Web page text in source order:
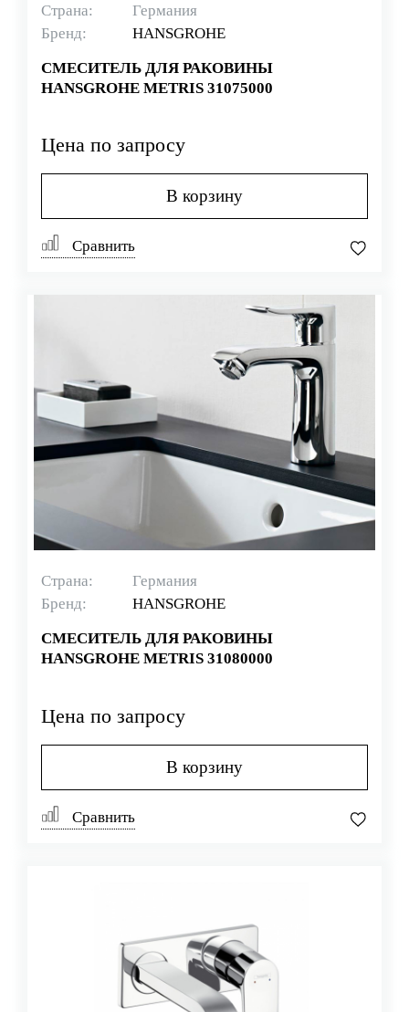
Страна:
Германия
Бренд:
HANSGROHE
СМЕСИТЕЛЬ ДЛЯ РАКОВИНЫ
HANSGROHE METRIS 31075000
Цена по запросу
В корзину
Сравнить
Страна:
Германия
Бренд:
HANSGROHE
СМЕСИТЕЛЬ ДЛЯ РАКОВИНЫ
HANSGROHE METRIS 31080000
Цена по запросу
В корзину
Сравнить